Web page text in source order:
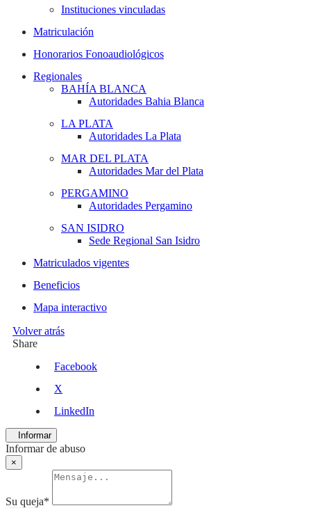
Instituciones vinculadas
Matriculación
Honorarios Fonoaudiológicos
Regionales
BAHÍA BLANCA
Autoridades Bahia Blanca
LA PLATA
Autoridades La Plata
MAR DEL PLATA
Autoridades Mar del Plata
PERGAMINO
Autoridades Pergamino
SAN ISIDRO
Sede Regional San Isidro
Matriculados vigentes
Beneficios
Mapa interactivo
Volver atrás
Share
Facebook
X
LinkedIn
Informar
Informar de abuso
×
Su queja*